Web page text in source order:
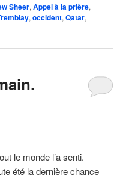
Sheer, Appel à la prière,
, occident, Qatar,
le monde l’a senti.
été la dernière chance